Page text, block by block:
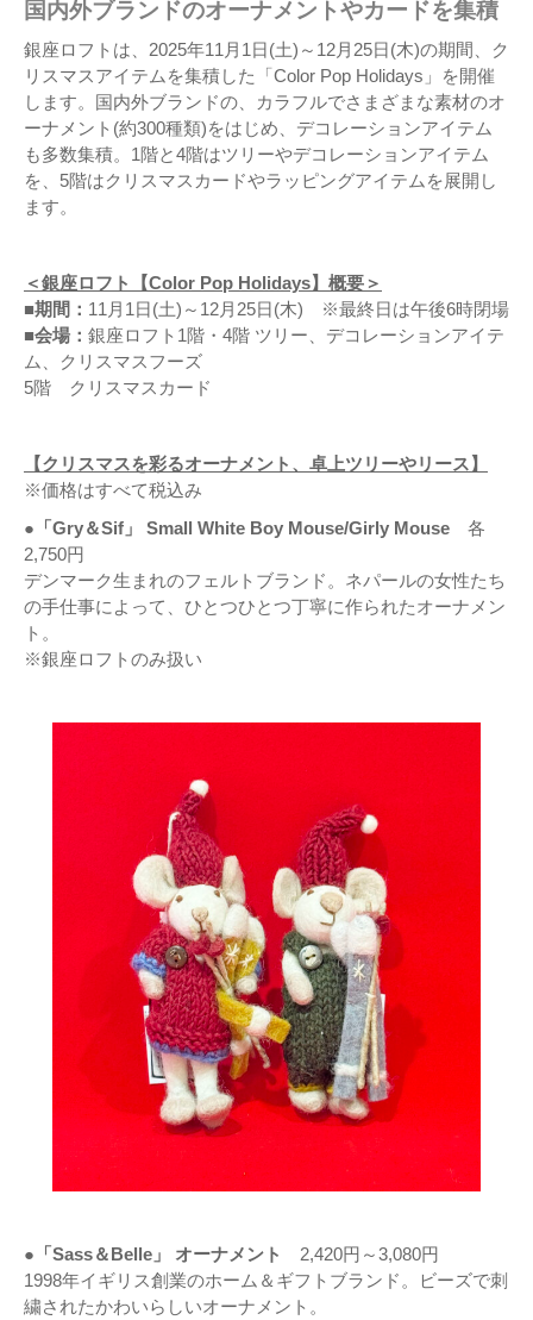
国内外ブランドのオーナメントやカードを集積
銀座ロフトは、2025年11月1日(土)～12月25日(木)の期間、ク
リスマスアイテムを集積した「Color Pop Holidays」を開催
します。国内外ブランドの、カラフルでさまざまな素材のオ
ーナメント(約300種類)をはじめ、デコレーションアイテム
も多数集積。1階と4階はツリーやデコレーションアイテム
を、5階はクリスマスカードやラッピングアイテムを展開し
ます。
＜銀座ロフト【Color Pop Holidays】概要＞
■期間： 11月1日(土)～12月25日(木) ※最終日は午後6時閉場
■会場： 銀座ロフト1階・4階 ツリー、デコレーションアイテ
ム、クリスマスフーズ
5階 クリスマスカード
【クリスマスを彩るオーナメント、卓上ツリーやリース】
※価格はすべて税込み
●「Gry＆Sif」 Small White Boy Mouse/Girly Mouse 各
2,750円
デンマーク生まれのフェルトブランド。ネパールの女性たち
の手仕事によって、ひとつひとつ丁寧に作られたオーナメン
ト。
※銀座ロフトのみ扱い
●「Sass＆Belle」 オーナメント 2,420円～3,080円
1998年イギリス創業のホーム＆ギフトブランド。ビーズで刺
繍されたかわいらしいオーナメント。